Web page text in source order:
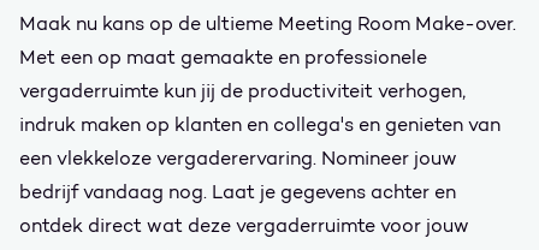
Maak nu kans op de ultieme Meeting Room Make-over.
Met een op maat gemaakte en professionele
vergaderruimte kun jij de productiviteit verhogen,
indruk maken op klanten en collega's en genieten van
een vlekkeloze vergaderervaring. Nomineer jouw
bedrijf vandaag nog. Laat je gegevens achter en
ontdek direct wat deze vergaderruimte voor jouw